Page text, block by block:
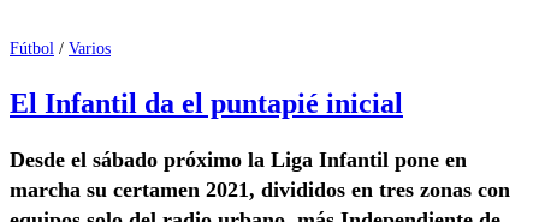
Fútbol / Varios
El Infantil da el puntapié inicial
Desde el sábado próximo la Liga Infantil pone en
marcha su certamen 2021, divididos en tres zonas con